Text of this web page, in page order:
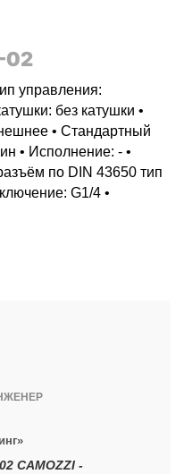
02
управления:
без катушки •
• Стандартный
• Исполнение: - •
по DIN 43650 тип
G1/4 •
CAMOZZI -